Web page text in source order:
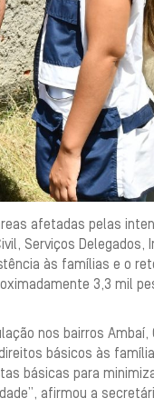
afetadas pelas
Serviços Delegados,
às famílias e o
3,3 mil
nos bairros Ambaí,
básicos às
básicas para
afirmou a